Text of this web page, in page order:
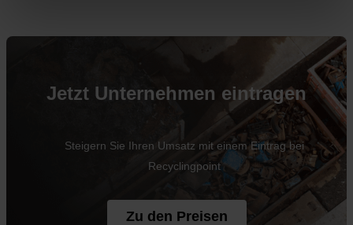
Jetzt Unternehmen eintragen
Steigern Sie Ihren Umsatz mit einem Eintrag bei
Recyclingpoint
Zu den Preisen